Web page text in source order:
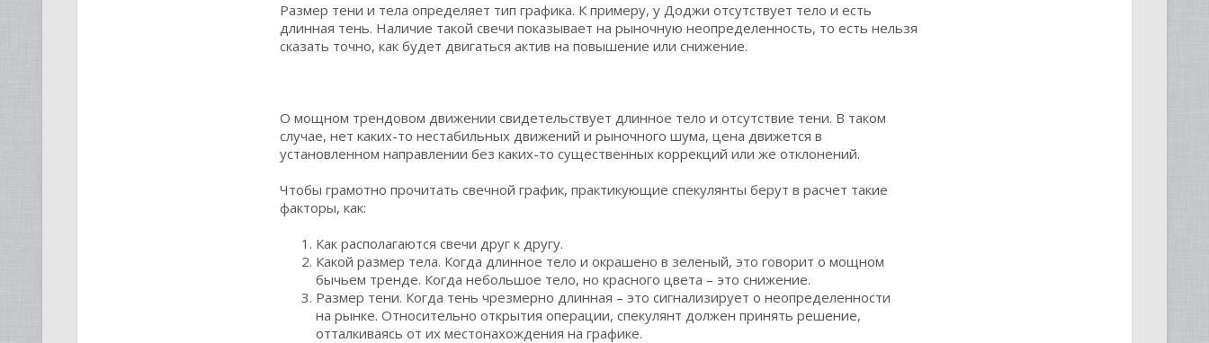
Размер тени и тела определяет тип графика. К примеру, у Доджи отсутствует тело и есть
длинная тень. Наличие такой свечи показывает на рыночную неопределенность, то есть нельзя
сказать точно, как будет двигаться актив на повышение или снижение.
О мощном трендовом движении свидетельствует длинное тело и отсутствие тени. В таком
случае, нет каких-то нестабильных движений и рыночного шума, цена движется в
установленном направлении без каких-то существенных коррекций или же отклонений.
Чтобы грамотно прочитать свечной график, практикующие спекулянты берут в расчет такие
факторы, как:
Как располагаются свечи друг к другу.
Какой размер тела. Когда длинное тело и окрашено в зеленый, это говорит о мощном
бычьем тренде. Когда небольшое тело, но красного цвета – это снижение.
Размер тени. Когда тень чрезмерно длинная – это сигнализирует о неопределенности
на рынке. Относительно открытия операции, спекулянт должен принять решение,
отталкиваясь от их местонахождения на графике.